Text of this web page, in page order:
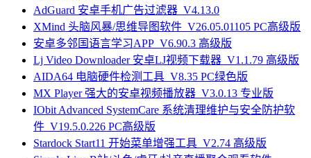
AdGuard 安卓手机广告过滤器_V4.13.0
XMind 头脑风暴/思维导图软件_V26.05.01105 PC高级版
安卓多邻国语言学习APP_V6.90.3 高级版
Lj Video Downloader 安卓LJ视频下载器_V1.1.79 高级版
AIDA64 电脑硬件检测工具_V8.35 PC绿色版
MX Player 强大的安卓视频播放器_V3.0.13 专业版
IObit Advanced SystemCare 系统清理维护与安全防护软
件_V19.5.0.226 PC高级版
Stardock Start11 开始菜单增强工具_V2.74 高级版